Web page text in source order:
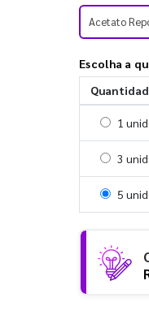
Acetato
Escolha a
1
3
5